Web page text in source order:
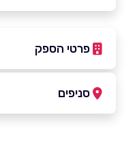
פרטי הספק
סניפים